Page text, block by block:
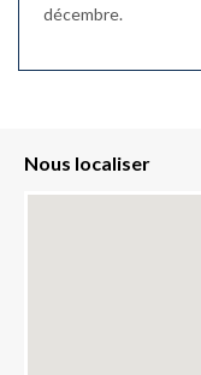
décembre.
Nous localiser